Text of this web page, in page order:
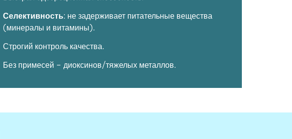
Селективность: не задерживает питательные вещества
(минералы и витамины).
Строгий контроль качества.
Без примесей – диоксинов/тяжелых металлов.